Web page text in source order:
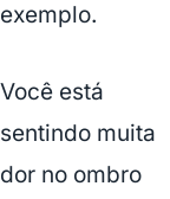
exemplo.
Você está
sentindo muita
dor no ombro